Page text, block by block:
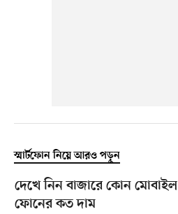
স্মার্টফোন নিয়ে আরও পড়ুন
দেখে নিন বাজারে কোন মোবাইল
ফোনের কত দাম